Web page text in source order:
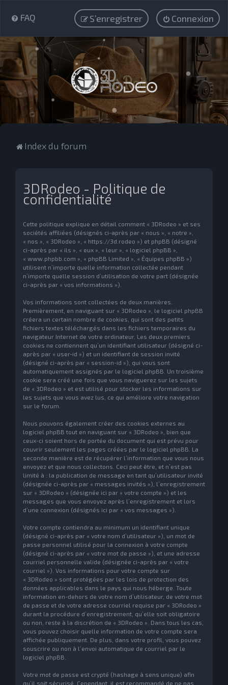
FAQ Connexion
S’enregistrer
Index du forum
3DRodeo - Politique de
confidentialité
Cette politique explique en détail comment « 3DRodeo » et ses
sociétés affiliées (désignés ci-après par « nous », « notre »,
« nos », « 3DRodeo », « https://3d.rodeo ») et phpBB (désigné
ci-après par « ils », « eux », « leur », « logiciel phpBB »,
« www.phpbb.com », « phpBB Limited », « Équipes phpBB »)
utilisent n’importe quelle information collectée pendant
n’importe quelle session d’utilisation de votre part (désignée
ci-après par « vos informations »).
Vos informations sont collectées de deux manières.
Premièrement, en naviguant sur « 3DRodeo », le logiciel phpBB
créera un certain nombre de cookies, qui sont des petits
fichiers textes téléchargés dans les fichiers temporaires du
navigateur Internet de votre ordinateur. Les deux premiers
cookies ne contiennent qu’un identifiant utilisateur (désigné ci-
après par « user-id ») et un identifiant de session invité
(désigné ci-après par « session-id »), qui vous sont
automatiquement assignés par le logiciel phpBB. Un troisième
cookie sera créé une fois que vous naviguerez sur les sujets
de « 3DRodeo » et est utilisé pour stocker les informations sur
les sujets que vous avez lus, ce qui améliore votre navigation
sur le forum.
Nous pouvons également créer des cookies externes au
logiciel phpBB tout en naviguant sur « 3DRodeo », bien que
ceux-ci soient hors de portée du document qui est prévu pour
couvrir seulement les pages créées par le logiciel phpBB. La
seconde manière est de récupérer l’information que vous nous
envoyez et que nous collectons. Ceci peut être, et n’est pas
limité à : la publication de message en tant qu’utilisateur invité
(désignée ci-après par « messages invités »), l’enregistrement
sur « 3DRodeo » (désignée ici par « votre compte ») et les
messages que vous envoyez après l’enregistrement et lors
d’une connexion (désignés ici par « vos messages »).
Votre compte contiendra au minimum un identifiant unique
(désigné ci-après par « votre nom d’utilisateur »), un mot de
passe personnel utilisé pour la connexion à votre compte
(désigné ci-après par « votre mot de passe »), et une adresse
courriel personnelle valide (désignée ci-après par « votre
courriel »). Vos informations pour votre compte sur
« 3DRodeo » sont protégées par les lois de protection des
données applicables dans le pays qui nous héberge. Toute
information en-dehors de votre nom d’utilisateur, de votre mot
de passe et de votre adresse courriel requise par « 3DRodeo »
durant la procédure d’enregistrement, qu’elle soit obligatoire
ou non, reste à la discrétion de « 3DRodeo ». Dans tous les cas,
vous pouvez choisir quelle information de votre compte sera
affichée publiquement. De plus, dans votre profil, vous pouvez
souscrire ou non à l’envoi automatique de courriel par le
logiciel phpBB.
Votre mot de passe est crypté (hashage à sens unique) afin
qu’il soit sécurisé. Cependant, il est recommandé de ne pas